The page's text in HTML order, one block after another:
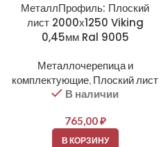
МеталлПрофиль: Плоский
лист 2000х1250 Viking
0,45мм Ral 9005
Металлочерепица и
комплектующие, Плоский лист
В наличии
765,00₽
В КОРЗИНУ